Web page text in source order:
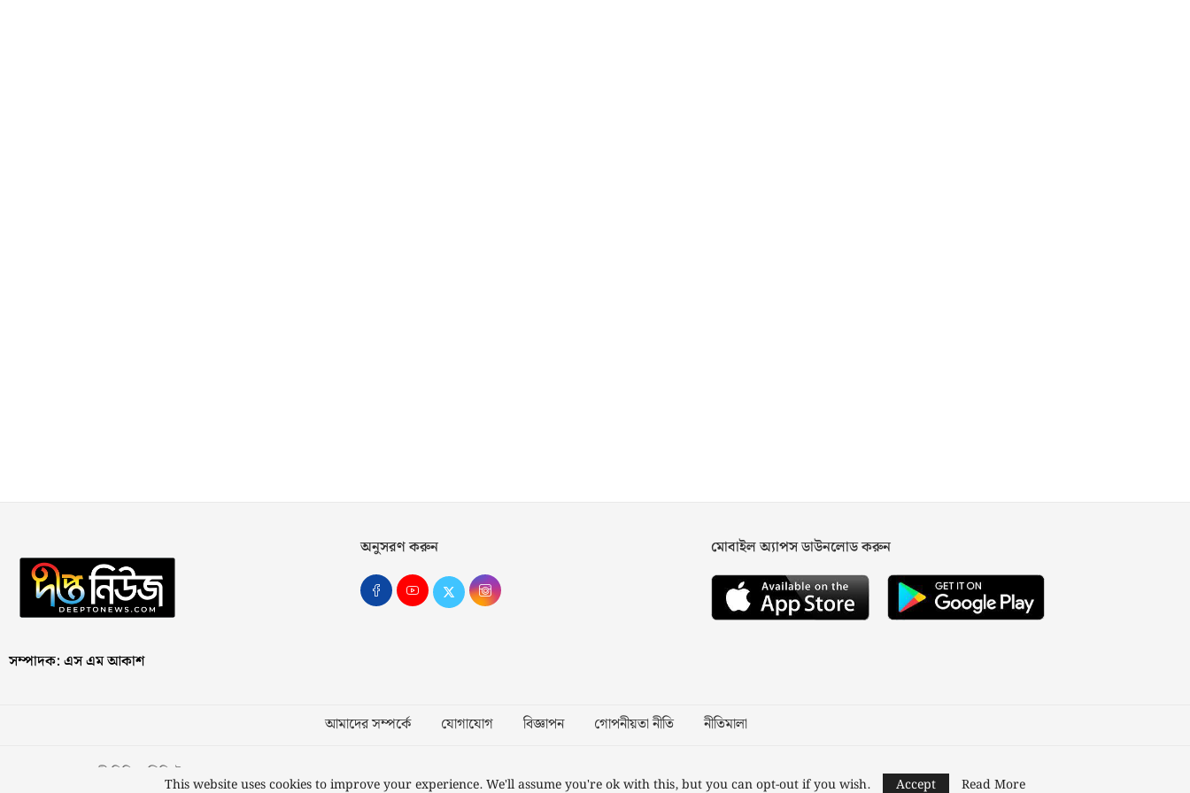
সম্পাদক: এস এম আকাশ
অনুসরণ করুন মোবাইল অ্যাপস ডাউনলোড করুন
আমাদের সম্পর্কে যোগাযোগ বিজ্ঞাপন গোপনীয়তা নীতি নীতিমালা
স্বত্ব © ২০২৩ কাজী মিডিয়া লিমিটেড Designed and Developed byNusratech Pte Ltd.
This website uses cookies to improve your experience. We'll assume you're ok with this, but you can opt-out if you wish. Accept Read More